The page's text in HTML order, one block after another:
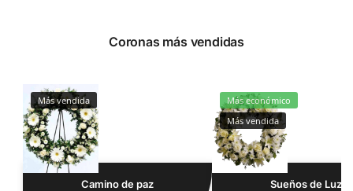
Coronas más vendidas
Más vendida
Camino de paz
Más económico
Más vendida
Sueños de Luz